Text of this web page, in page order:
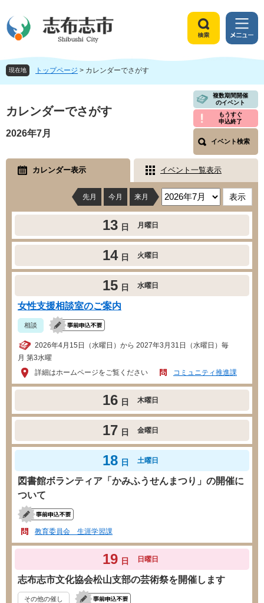
ジ
頭
ュ
飛
本
文
索
メ
ニ
ュ
現在地 トップページ > カレンダーでさがす
文
カレンダーでさがす
複数期間開催
のイベント
もうすぐ
申込終了
イベント検索
2026年7月
カレンダー表示 イベント一覧表示
先月 今月 来月
13 日 月曜日
14 日 火曜日
15 日 水曜日
女性支援相談室のご案内
相談
2026年4月15日（水曜日）から 2027年3月31日（水曜日）毎
月 第3水曜
詳細はホームページをご覧ください
コミュニティ推進課
16 日 木曜日
17 日 金曜日
18 日 土曜日
図書館ボランティア「かみふうせんまつり」の開催に
ついて
教育委員会 生涯学習課
19 日 日曜日
志布志市文化協会松山支部の芸術祭を開催します
その他の催し